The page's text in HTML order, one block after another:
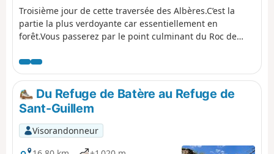
Troisième jour de cette traversée des Albères.C’est la
partie la plus verdoyante car essentiellement en
forêt.Vous passerez par le point culminant du Roc de
sur une bonne partie des Pyrénées Orientales et le
Canigou (Canigó).
Du Refuge de Batère au Refuge de
Sant-Guillem
Visorandonneur